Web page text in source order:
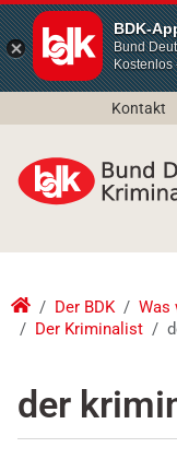
BDK-
Bund
Kostenlos
Kontakt
Der BDK Was
Der Kriminalist
der